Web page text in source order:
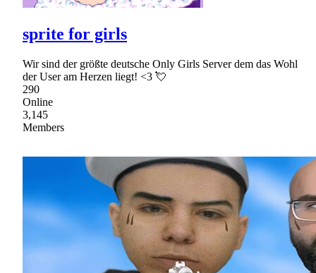
sprite for girls
Wir sind der größte deutsche Only Girls Server dem das Wohl
der User am Herzen liegt! <3 💘
290
Online
3,145
Members